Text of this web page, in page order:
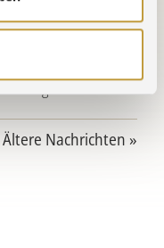
Ältere Nachrichten »